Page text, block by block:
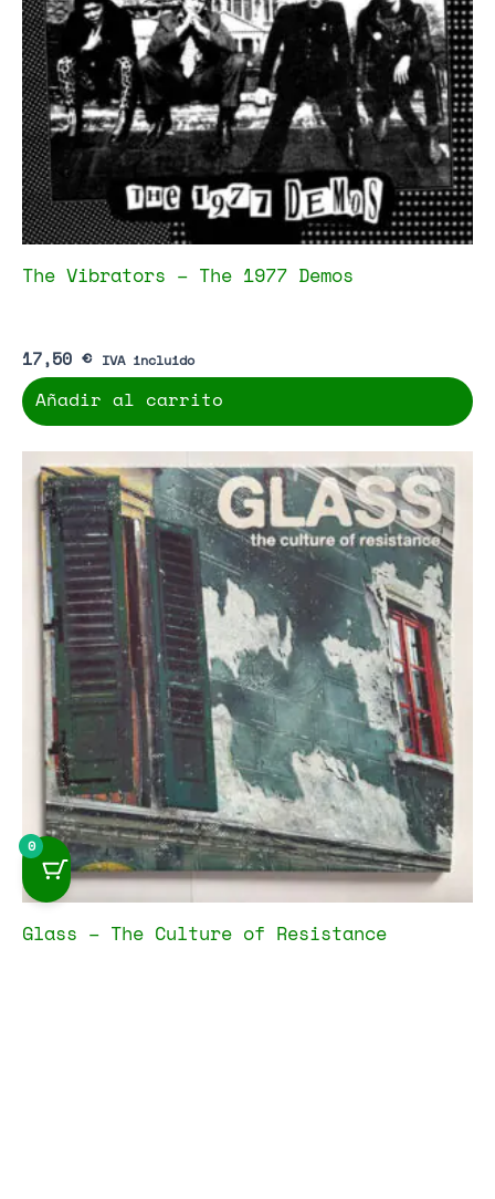
The Vibrators – The 1977 Demos
17,50 € IVA incluido
Añadir al carrito
Glass – The Culture of Resistance
0